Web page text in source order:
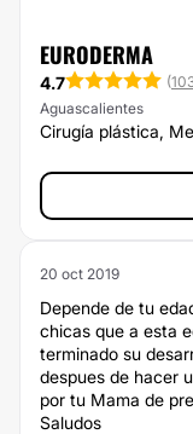
EURODERMA
4.7 (
Aguascalientes
Cirugía plástica,
20 oct 2019
Depende de tu
chicas que a esta
terminado su
despues de hacer
por tu Mama de
Saludos